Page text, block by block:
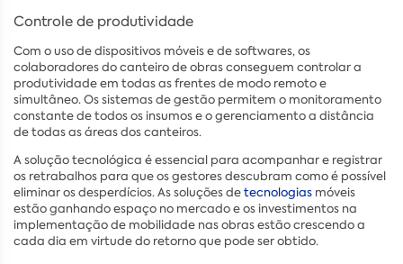
Controle de produtividade
Com o uso de dispositivos móveis e de softwares, os
colaboradores do canteiro de obras conseguem controlar a
produtividade em todas as frentes de modo remoto e
simultâneo. Os sistemas de gestão permitem o monitoramento
constante de todos os insumos e o gerenciamento a distância
de todas as áreas dos canteiros.
A solução tecnológica é essencial para acompanhar e registrar
os retrabalhos para que os gestores descubram como é possível
eliminar os desperdícios. As soluções detecnologias móveis
estão ganhando espaço no mercado e os investimentos na
implementação de mobilidade nas obras estão crescendo a
cada dia em virtude do retorno que pode ser obtido.